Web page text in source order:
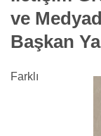
ve
Başkan
Farklı